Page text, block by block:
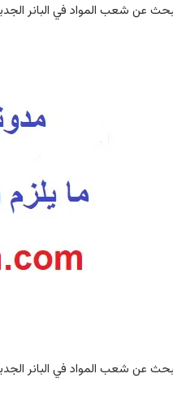
عن شعب المواد في البانر
عن شعب المواد في البانر